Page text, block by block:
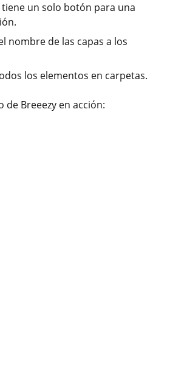
tiene un solo botón para una
nombre de las capas a los
los elementos en carpetas.
de Breeezy en acción: